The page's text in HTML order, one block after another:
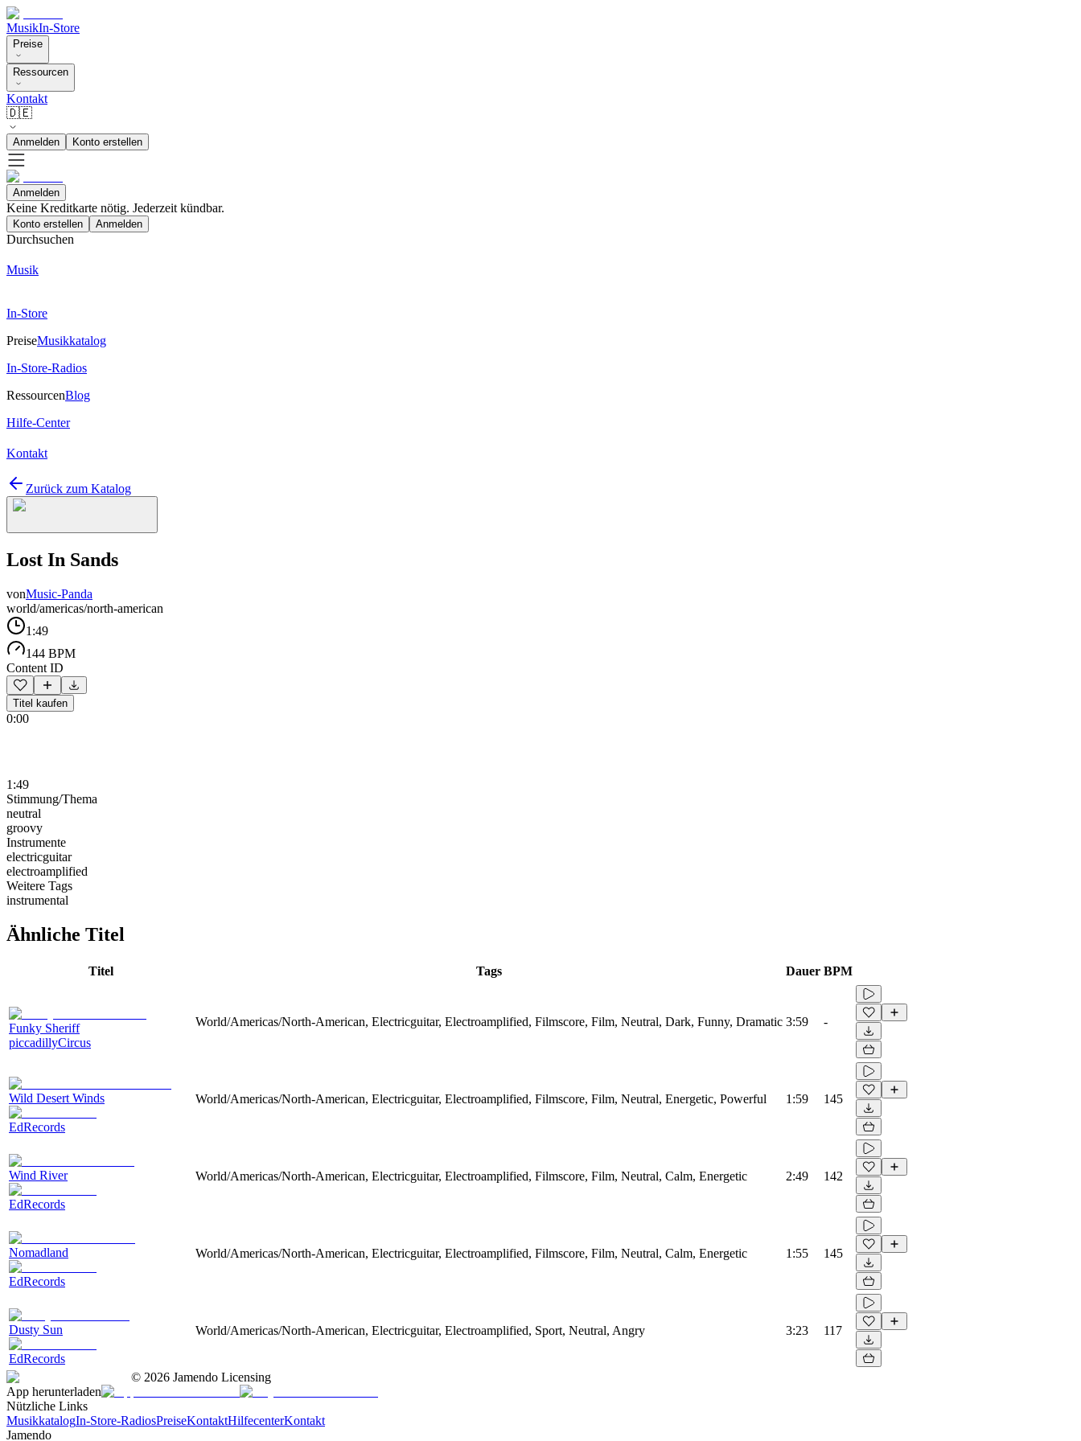
MusikIn-Store
Preise
Ressourcen
Kontakt
🇩🇪
Anmelden Konto erstellen
Anmelden
Keine Kreditkarte nötig. Jederzeit kündbar.
Konto erstellen Anmelden
Durchsuchen
Musik
In-Store
PreiseMusikkatalog
In-Store-Radios
RessourcenBlog
Hilfe-Center
Kontakt
Zurück zum Katalog
Lost In Sands
vonMusic-Panda
world/americas/north-american
1:49
144 BPM
Content ID
Titel kaufen
0:00
1:49
Stimmung/Thema
neutral
groovy
Instrumente
electricguitar
electroamplified
Weitere Tags
instrumental
Ähnliche Titel
Titel Tags Dauer BPM
Funky Sheriff
piccadillyCircus
World/Americas/North-American, Electricguitar, Electroamplified, Filmscore, Film, Neutral, Dark, Funny, Dramatic 3:59 -
Wild Desert Winds
EdRecords
World/Americas/North-American, Electricguitar, Electroamplified, Filmscore, Film, Neutral, Energetic, Powerful 1:59 145
Wind River
EdRecords
World/Americas/North-American, Electricguitar, Electroamplified, Filmscore, Film, Neutral, Calm, Energetic 2:49 142
Nomadland
EdRecords
World/Americas/North-American, Electricguitar, Electroamplified, Filmscore, Film, Neutral, Calm, Energetic 1:55 145
Dusty Sun
EdRecords
World/Americas/North-American, Electricguitar, Electroamplified, Sport, Neutral, Angry 3:23 117
© 2026 Jamendo Licensing
App herunterladen
Nützliche Links
MusikkatalogIn-Store-RadiosPreiseKontaktHilfecenterKontakt
Jamendo